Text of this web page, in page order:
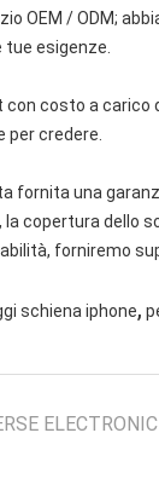
OEM / ODM;
tue esigenze.
costo a carico
per credere.
fornita una
copertura dello
forniremo
schiena iphone,
ELECTRONIC